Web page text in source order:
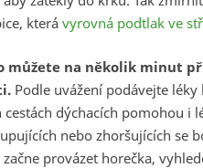
kterávyrovná podtlak ve
můžete na několik minut
Podle uvážení podávejte
dýchacích pomohou i
nebo zhoršujících se
provázet horečka,